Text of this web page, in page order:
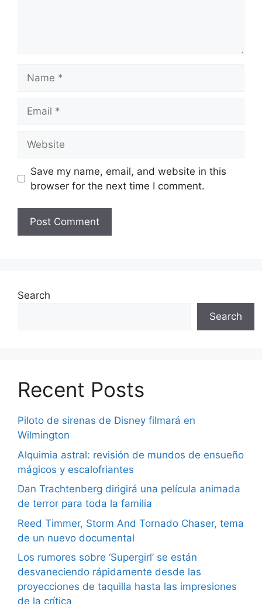
Save my name, email, and website in this
browser for the next time I comment.
Search
Search
Recent Posts
Piloto de sirenas de Disney filmará en
Wilmington
Alquimia astral: revisión de mundos de ensueño
mágicos y escalofriantes
Dan Trachtenberg dirigirá una película animada
de terror para toda la familia
Reed Timmer, Storm And Tornado Chaser, tema
de un nuevo documental
Los rumores sobre ‘Supergirl’ se están
desvaneciendo rápidamente desde las
proyecciones de taquilla hasta las impresiones
de la crítica